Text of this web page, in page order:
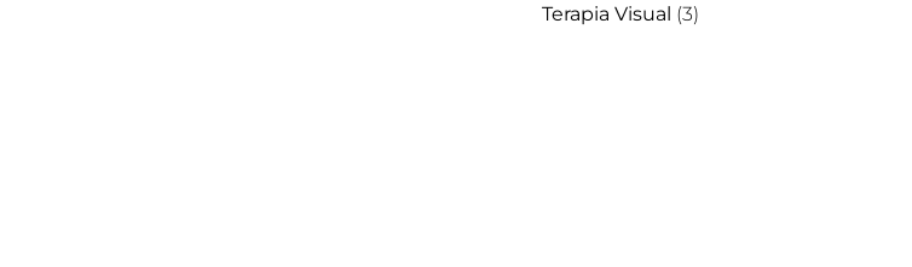
Terapia Visual (3)